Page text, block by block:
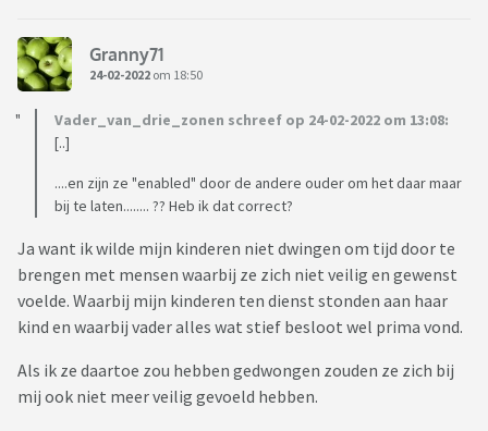
Granny71
24-02-2022 om 18:50
Vader_van_drie_zonen schreef op 24-02-2022 om 13:08:
[..]
....en zijn ze "enabled" door de andere ouder om het daar maar
bij te laten........ ?? Heb ik dat correct?
Ja want ik wilde mijn kinderen niet dwingen om tijd door te
brengen met mensen waarbij ze zich niet veilig en gewenst
voelde. Waarbij mijn kinderen ten dienst stonden aan haar
kind en waarbij vader alles wat stief besloot wel prima vond.
Als ik ze daartoe zou hebben gedwongen zouden ze zich bij
mij ook niet meer veilig gevoeld hebben.